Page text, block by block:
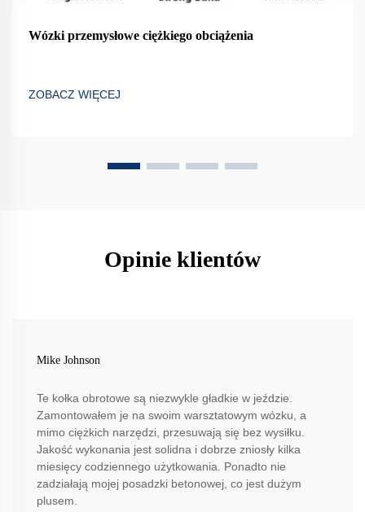
Wózki przemysłowe ciężkiego obciążenia
ZOBACZ WIĘCEJ
Opinie klientów
Mike Johnson
Te kołka obrotowe są niezwykle gładkie w jeździe.
Zamontowałem je na swoim warsztatowym wózku, a
mimo ciężkich narzędzi, przesuwają się bez wysiłku.
Jakość wykonania jest solidna i dobrze zniosły kilka
miesięcy codziennego użytkowania. Ponadto nie
zadziałają mojej posadzki betonowej, co jest dużym
plusem.